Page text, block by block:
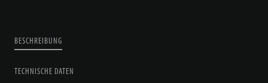
BESCHREIBUNG
TECHNISCHE DATEN